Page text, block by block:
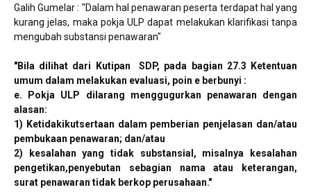
Galih Gumelar : "Dalam hal penawaran peserta terdapat hal yang
kurang jelas, maka pokja ULP dapat melakukan klarifikasi tanpa
mengubah substansi penawaran"
"Bila dilihat dari Kutipan SDP, pada bagian 27.3
Ketentuan
umum dalam melakukan evaluasi, poin e berbunyi :
e.
Pokja ULP dilarang menggugurkan penawaran dengan
alasan:
1) Ketidakikutsertaan dalam pemberian penjelasan dan/atau
pembukaan penawaran; dan/atau
2)
kesalahan yang tidak substansial, misalnya kesalahan
pengetikan,penyebutan sebagian nama atau keterangan,
surat penawaran tidak berkop perusahaan."